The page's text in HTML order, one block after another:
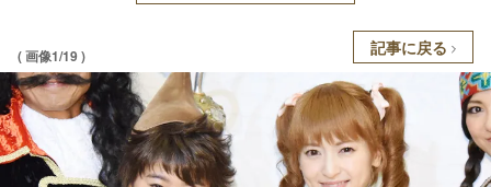
( 画像1/19 ) 記事に戻る